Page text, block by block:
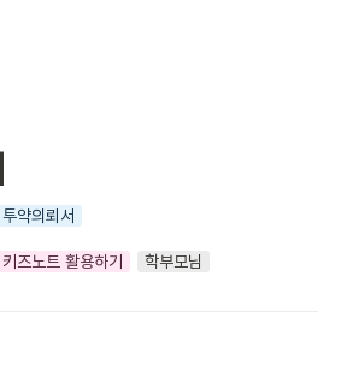
투약의뢰서
키즈노트 활용하기 학부모님